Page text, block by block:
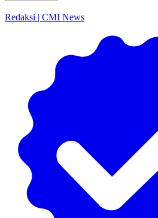
Redaksi | CMI News